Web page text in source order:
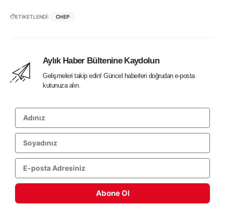
ETİKETLENDİ: CHEP
Aylık Haber Bültenine Kaydolun
Gelişmeleri takip edin! Güncel haberleri doğrudan e-posta
kutunuza alın.
Abone Ol